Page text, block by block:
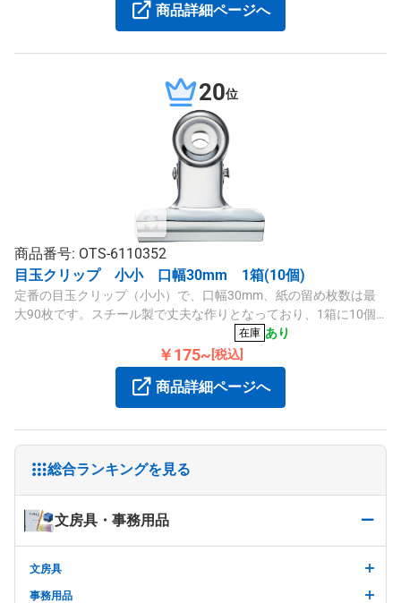
総合ランキングを見る
文房具・事務用品
文房具
事務用品
商品詳細ページへ
20位
商品番号: OTS-6110352
目玉クリップ 小小 口幅30mm 1箱(10個)
定番の目玉クリップ（小小）で、口幅30mm、紙の留め枚数は最
大90枚です。スチール製で丈夫な作りとなっており、1箱に10個
在庫 あり
￥175~ [税込]
商品詳細ページへ